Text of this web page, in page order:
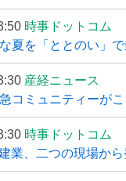
時事ドットコム
夏を「ととのい」
産経ニュース
コミュニティーが
時事ドットコム
業、二つの現場か